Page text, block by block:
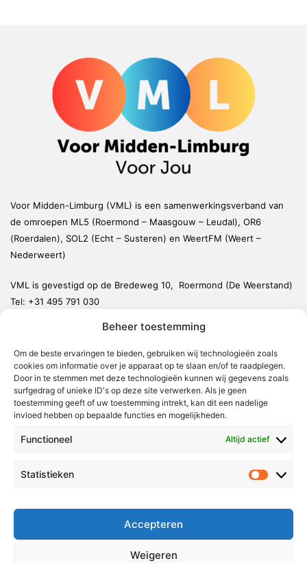
Beheer toestemming
Om de beste ervaringen te bieden, gebruiken wij technologieën zoals
cookies om informatie over je apparaat op te slaan en/of te raadplegen.
Door in te stemmen met deze technologieën kunnen wij gegevens zoals
surfgedrag of unieke ID's op deze site verwerken. Als je geen
toestemming geeft of uw toestemming intrekt, kan dit een nadelige
invloed hebben op bepaalde functies en mogelijkheden.
Functioneel Altijd actief
Statistieken
Accepteren
Weigeren
Voor Midden-Limburg (VML) is een samenwerkingsverband van
de omroepen ML5 (Roermond – Maasgouw – Leudal), OR6
(Roerdalen), SOL2 (Echt – Susteren) en WeertFM (Weert –
Nederweert)
VML is gevestigd op de Bredeweg 10, Roermond (De Weerstand)
Tel: +31 495 791 030
Weert
Nederweert
Leudal
Maasgouw
Echt-Susteren
Roermond
Radio & TV